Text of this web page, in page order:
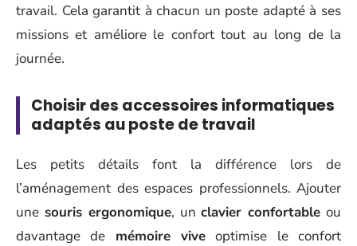
travail. Cela garantit à chacun un poste adapté à ses
missions et améliore le confort tout au long de la
journée.
Choisir des accessoires informatiques
adaptés au poste de travail
Les petits détails font la différence lors de
l’aménagement des espaces professionnels. Ajouter
une souris ergonomique, unclavier confortable ou
davantage de mémoire vive optimise le confort